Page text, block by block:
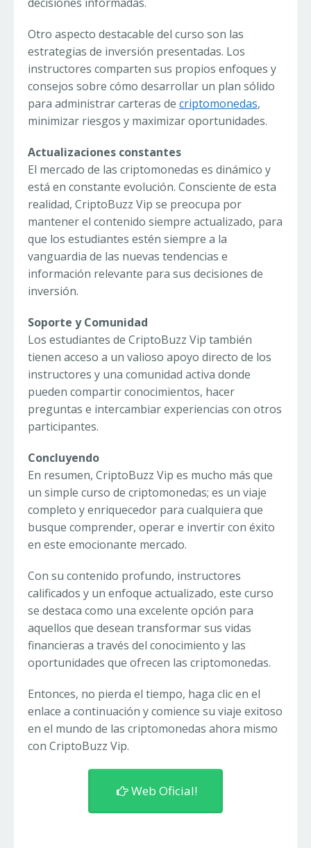
Otro aspecto destacable del curso son las
estrategias de inversión presentadas. Los
instructores comparten sus propios enfoques y
consejos sobre cómo desarrollar un plan sólido
para administrar carteras de criptomonedas,
minimizar riesgos y maximizar oportunidades.
Actualizaciones constantes
El mercado de las criptomonedas es dinámico y
está en constante evolución. Consciente de esta
realidad, CriptoBuzz Vip se preocupa por
mantener el contenido siempre actualizado, para
que los estudiantes estén siempre a la
vanguardia de las nuevas tendencias e
información relevante para sus decisiones de
inversión.
Soporte y Comunidad
Los estudiantes de CriptoBuzz Vip también
tienen acceso a un valioso apoyo directo de los
instructores y una comunidad activa donde
pueden compartir conocimientos, hacer
preguntas e intercambiar experiencias con otros
participantes.
Concluyendo
En resumen, CriptoBuzz Vip es mucho más que
un simple curso de criptomonedas; es un viaje
completo y enriquecedor para cualquiera que
busque comprender, operar e invertir con éxito
en este emocionante mercado.
Con su contenido profundo, instructores
calificados y un enfoque actualizado, este curso
se destaca como una excelente opción para
aquellos que desean transformar sus vidas
financieras a través del conocimiento y las
oportunidades que ofrecen las criptomonedas.
Entonces, no pierda el tiempo, haga clic en el
enlace a continuación y comience su viaje exitoso
en el mundo de las criptomonedas ahora mismo
con CriptoBuzz Vip.
Web Oficial!